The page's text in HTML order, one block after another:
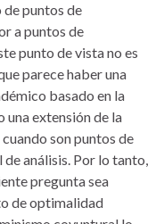
puntos de
a puntos de
punto de vista no es
parece haber una
basado en la
extensión de la
son puntos de
análisis. Por lo tanto,
pregunta sea
de optimalidad